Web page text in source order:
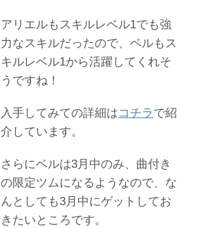
アリエルもスキルレベル1でも強
力なスキルだったので、ベルもス
キルレベル1から活躍してくれそ
うですね！
入手してみての詳細はコチラ で紹
介しています。
さらにベルは3月中のみ、曲付き
の限定ツムになるようなので、な
んとしても3月中にゲットしてお
きたいところです。